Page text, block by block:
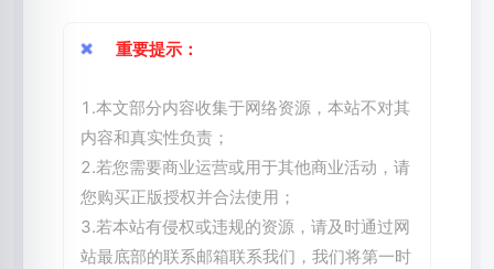
重要提示：
1.本文部分内容收集于网络资源，本站不对其
内容和真实性负责；
2.若您需要商业运营或用于其他商业活动，请
您购买正版授权并合法使用；
3.若本站有侵权或违规的资源，请及时通过网
站最底部的联系邮箱联系我们，我们将第一时